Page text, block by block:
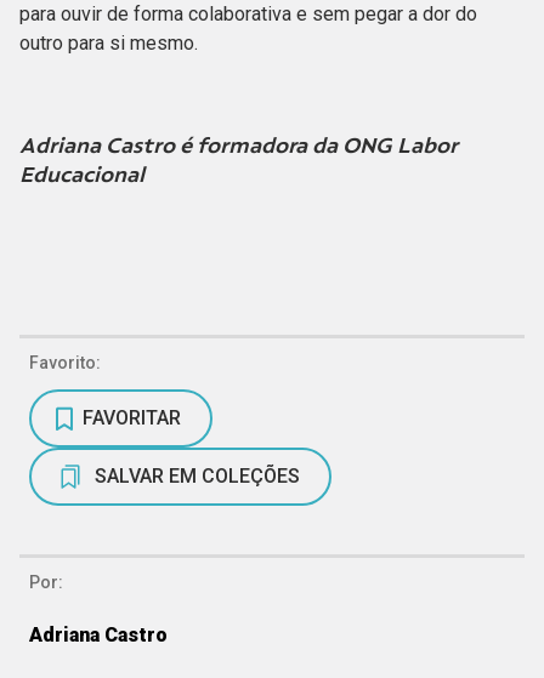
para ouvir de forma colaborativa e sem pegar a dor do
outro para si mesmo.
Adriana Castro é formadora da ONG Labor
Educacional
Favorito:
FAVORITAR
SALVAR EM COLEÇÕES
Por:
Adriana Castro